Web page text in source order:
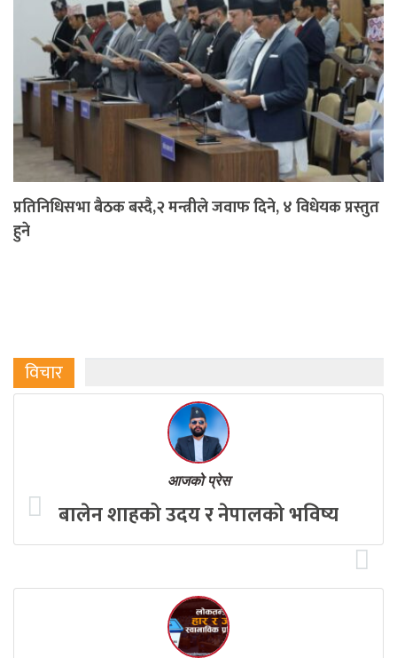
प्रतिनिधिसभा बैठक बस्दै,२ मन्त्रीले जवाफ दिने, ४ विधेयक प्रस्तुत
हुने
विचार
आजको प्रेस
बालेन शाहको उदय र नेपालको भविष्य